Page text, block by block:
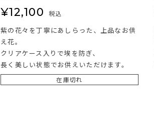
¥12,100 税込
紫の花々を丁寧にあしらった、上品なお供
え花。
クリアケース入りで埃を防ぎ、
長く美しい状態でお供えいただけます。
在庫切れ